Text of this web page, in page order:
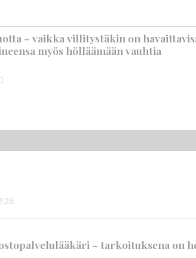
– vaikka villitystäkin on
myös hölläämään vauhtia
– tarkoituksena on